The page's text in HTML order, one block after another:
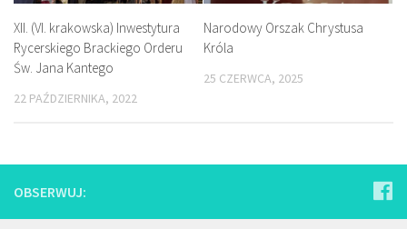
XII. (VI. krakowska) Inwestytura
Rycerskiego Brackiego Orderu
Św. Jana Kantego
22 PAŹDZIERNIKA, 2022
Narodowy Orszak Chrystusa
Króla
25 CZERWCA, 2025
OBSERWUJ: